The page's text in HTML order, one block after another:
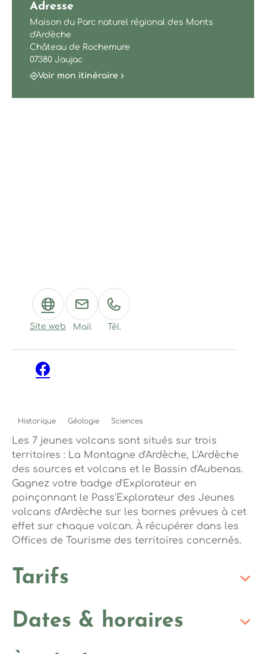
Historique Géologie Sciences
Les 7 jeunes volcans sont situés sur trois
territoires : La Montagne d'Ardèche, L'Ardèche
des sources et volcans et le Bassin d'Aubenas.
Gagnez votre badge d'Explorateur en
poinçonnant le Pass'Explorateur des Jeunes
volcans d'Ardèche sur les bornes prévues à cet
effet sur chaque volcan. À récupérer dans les
Offices de Tourisme des territoires concernés.
Tarifs
Dates & horaires
Adresse
Maison du Parc naturel régional des Monts
d'Ardèche
Château de Rochemure
07380 Jaujac
Voir mon itinéraire
Site web Mail Tél.
Facebook